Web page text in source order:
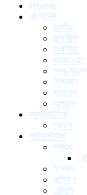
Home
বাংলাদেশ
জাতীয়
রাজনীতি
অর্থনীতি
আবহাওয়া
নগর-
শিক্ষাঙ্গন
সারাদেশ
অপরাধ
আন্তর্জাতিক
প্রবাস
লাইফস্টাইল
স্বাস্থ্য
ইসলাম
রাশিফল
রেসিপি